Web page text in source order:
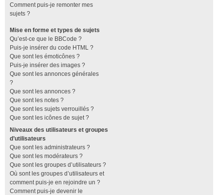
Comment puis-je remonter mes
sujets ?
Mise en forme et types de sujets
Qu’est-ce que le BBCode ?
Puis-je insérer du code HTML ?
Que sont les émoticônes ?
Puis-je insérer des images ?
Que sont les annonces générales
?
Que sont les annonces ?
Que sont les notes ?
Que sont les sujets verrouillés ?
Que sont les icônes de sujet ?
Niveaux des utilisateurs et groupes
d’utilisateurs
Que sont les administrateurs ?
Que sont les modérateurs ?
Que sont les groupes d’utilisateurs ?
Où sont les groupes d’utilisateurs et
comment puis-je en rejoindre un ?
Comment puis-je devenir le